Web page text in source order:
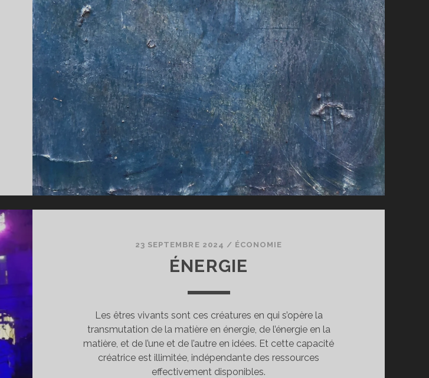
23 SEPTEMBRE 2024 / ÉCONOMIE
ÉNERGIE
Les êtres vivants sont ces créatures en qui s’opère la
transmutation de la matière en énergie, de l’énergie en la
matière, et de l’une et de l’autre en idées. Et cette capacité
créatrice est illimitée, indépendante des ressources
effectivement disponibles.